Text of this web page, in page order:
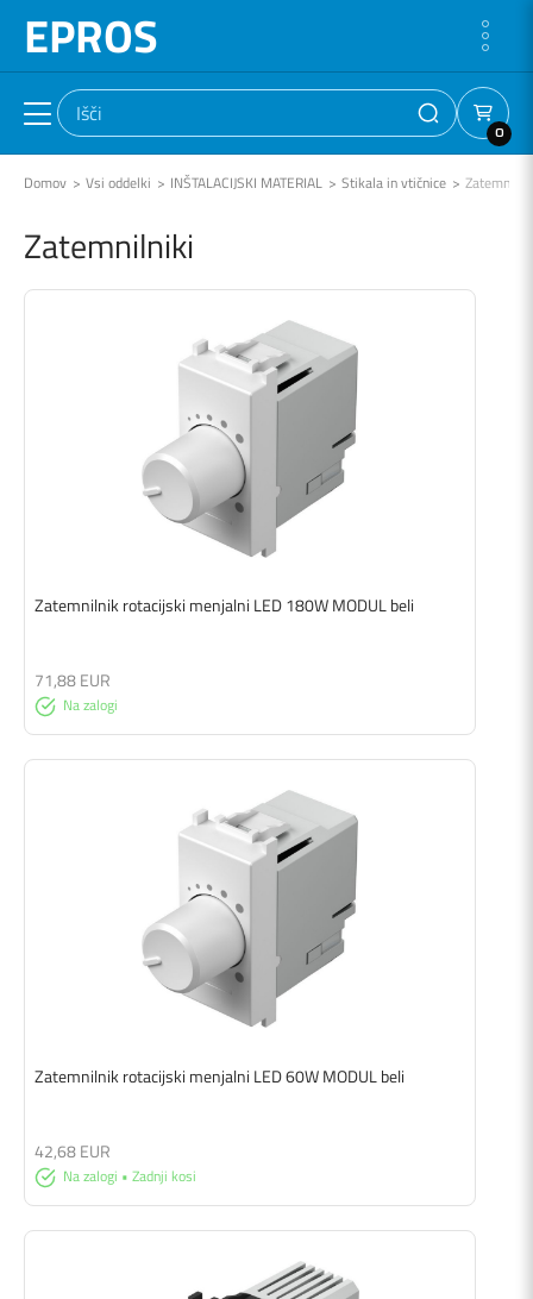
EPROS
0
Domov Vsi oddelki INŠTALACIJSKI MATERIAL Stikala in vtičnice
Zatemnilniki
Zatemnilnik rotacijski menjalni LED 180W MODUL beli
Na zalogi
71,88 EUR
Zatemnilnik rotacijski menjalni LED 60W MODUL beli
Na zalogi • Zadnji kosi
42,68 EUR